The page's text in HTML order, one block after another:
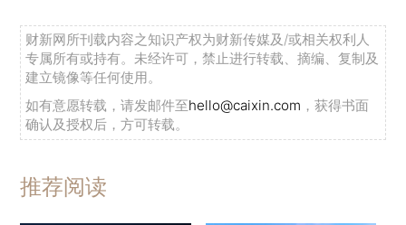
财新网所刊载内容之知识产权为财新传媒及/或相关权利人
专属所有或持有。未经许可，禁止进行转载、摘编、复制及
建立镜像等任何使用。
如有意愿转载，请发邮件至hello@caixin.com ，获得书面
确认及授权后，方可转载。
推荐阅读